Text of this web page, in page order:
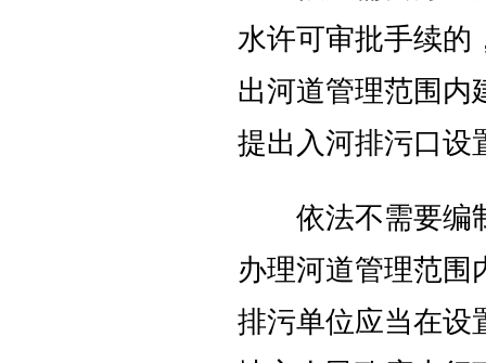
水许可审批手续的
出河道管理范围内
提出入河排污口设
依法不需要编制
办理河道管理范围
排污单位应当在设